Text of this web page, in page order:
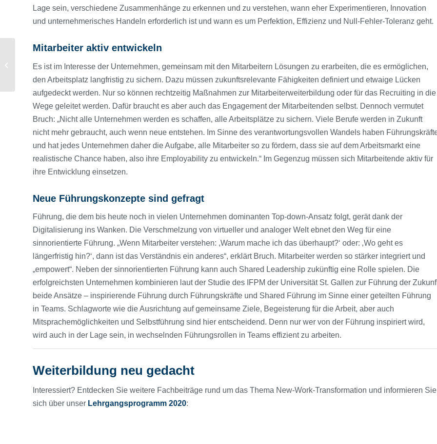
Lage sein, verschiedene Zusammenhänge zu erkennen und zu verstehen, wann eher Experimentieren, Innovation
und unternehmerisches Handeln erforderlich ist und wann es um Perfektion, Effizienz und Null-Fehler-Toleranz geht.
Mitarbeiter aktiv entwickeln
Es ist im Interesse der Unternehmen, gemeinsam mit den Mitarbeitern Lösungen zu erarbeiten, die es ermöglichen,
den Arbeitsplatz langfristig zu sichern. Dazu müssen zukunftsrelevante Fähigkeiten definiert und etwaige Lücken
aufgedeckt werden. Nur so können rechtzeitig Maßnahmen zur Mitarbeiterweiterbildung oder für das Recruiting in die
Wege geleitet werden. Dafür braucht es aber auch das Engagement der Mitarbeitenden selbst. Dennoch vermutet
Bruch: „Nicht alle Unternehmen werden es schaffen, alle Arbeitsplätze zu sichern. Viele Berufe werden in Zukunft
nicht mehr gebraucht, auch wenn neue entstehen. Im Sinne des verantwortungsvollen Wandels haben
und hat jedes Unternehmen daher die Aufgabe, alle Mitarbeiter so zu fördern, dass sie auf dem Arbeitsmarkt eine
realistische Chance haben, also ihre Employability zu entwickeln.“ Im Gegenzug müssen sich Mitarbeitende aktiv für
ihre Entwicklung einsetzen.
Neue Führungskonzepte sind gefragt
Führung, die dem bis heute noch in vielen Unternehmen dominanten Top-down-Ansatz folgt, gerät dank der
Digitalisierung ins Wanken. Die Verschmelzung von virtueller und analoger Welt ebnet den Weg für eine
sinnorientierte Führung. „Wenn Mitarbeiter verstehen: ,Warum mache ich das überhaupt?‘ oder: ‚Wo geht es
längerfristig hin?‘, dann ist das Verständnis ein anderes“, erklärt Bruch. Mitarbeiter werden so stärker integriert und
„empowert“. Neben der sinnorientierten Führung kann auch Shared Leadership zukünftig eine Rolle spielen. Die
erfolgreichsten Unternehmen kombinieren laut der Studie des IFPM der Universität St. Gallen zur Führung der
beide Ansätze – inspirierende Führung durch Führungskräfte und Shared Führung im Sinne einer geteilten Führung
in Teams. Schlagworte wie die Ausrichtung auf gemeinsame Ziele, Begeisterung für die Arbeit, aber auch
Mitsprachemöglichkeiten und Selbstführung sind hier entscheidend. Denn nur wer von der Führung inspiriert wird,
wird auch in der Lage sein, in wechselnden Führungsrollen in Teams effizient zu arbeiten.
Weiterbildung neu gedacht
Interessiert? Entdecken Sie weitere Fachbeiträge rund um das Thema New-Work-Transformation und informieren Sie
sich über unser Lehrgangsprogramm 2020:
Investitionscontrolling
Controlling-
Prozessmodell 2.0